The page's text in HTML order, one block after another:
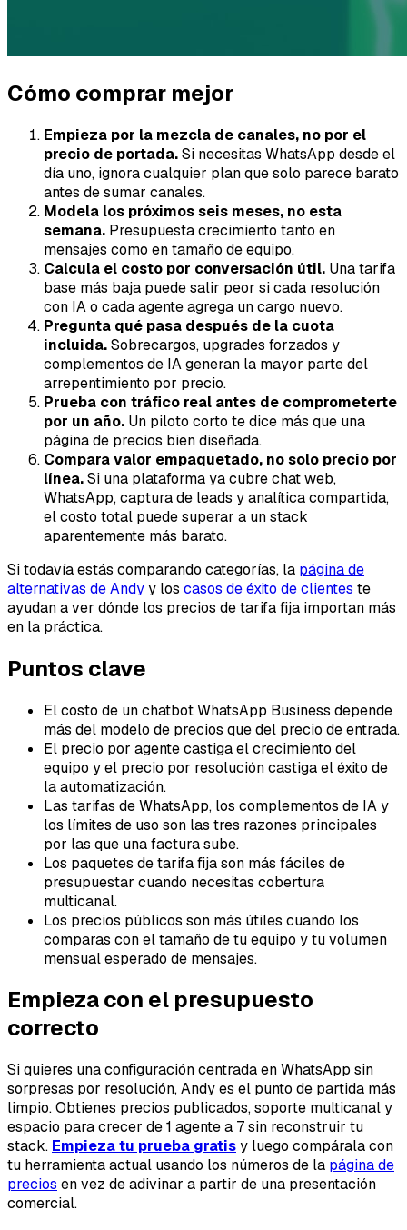
Cómo comprar mejor
Empieza por la mezcla de canales, no por el
precio de portada.Si necesitas WhatsApp desde el
día uno, ignora cualquier plan que solo parece barato
antes de sumar canales.
Modela los próximos seis meses, no esta
semana. Presupuesta crecimiento tanto en
mensajes como en tamaño de equipo.
Calcula el costo por conversación útil. Una tarifa
base más baja puede salir peor si cada resolución
con IA o cada agente agrega un cargo nuevo.
Pregunta qué pasa después de la cuota
incluida.Sobrecargos, upgrades forzados y
complementos de IA generan la mayor parte del
arrepentimiento por precio.
Prueba con tráfico real antes de comprometerte
por un año. Un piloto corto te dice más que una
página de precios bien diseñada.
Compara valor empaquetado, no solo precio por
línea.Si una plataforma ya cubre chat web,
WhatsApp, captura de leads y analítica compartida,
el costo total puede superar a un stack
aparentemente más barato.
Si todavía estás comparando categorías, la página de
alternativas de Andyy los casos de éxito de clientes te
ayudan a ver dónde los precios de tarifa fija importan más
en la práctica.
Puntos clave
El costo de un chatbot WhatsApp Business depende
más del modelo de precios que del precio de entrada.
El precio por agente castiga el crecimiento del
equipo y el precio por resolución castiga el éxito de
la automatización.
Las tarifas de WhatsApp, los complementos de IA y
los límites de uso son las tres razones principales
por las que una factura sube.
Los paquetes de tarifa fija son más fáciles de
presupuestar cuando necesitas cobertura
multicanal.
Los precios públicos son más útiles cuando los
comparas con el tamaño de tu equipo y tu volumen
mensual esperado de mensajes.
Empieza con el presupuesto
correcto
Si quieres una configuración centrada en WhatsApp sin
sorpresas por resolución, Andy es el punto de partida más
limpio. Obtienes precios publicados, soporte multicanal y
espacio para crecer de 1 agente a 7 sin reconstruir tu
stack. Empieza tu prueba gratisy luego compárala con
tu herramienta actual usando los números de la página de
precios en vez de adivinar a partir de una presentación
comercial.